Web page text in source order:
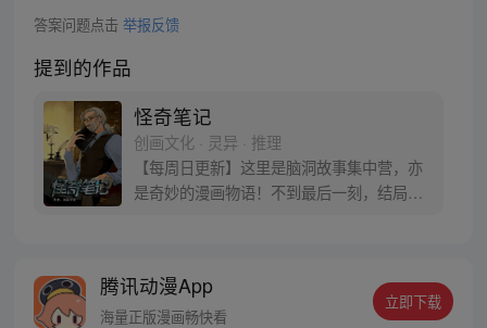
答案问题点击 举报反馈
提到的作品
怪奇笔记
创画文化 · 灵异 · 推理
【每周日更新】这里是脑洞故事集中营，亦
是奇妙的漫画物语！不到最后一刻，结局一
腾讯动漫App
海量正版漫画畅快看
立即下载